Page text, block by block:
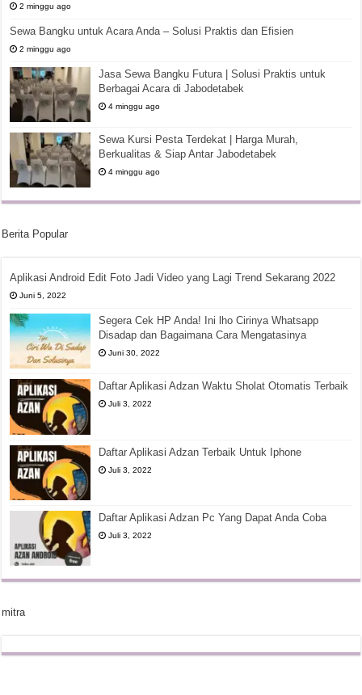
2 minggu ago
Sewa Bangku untuk Acara Anda – Solusi Praktis dan Efisien
2 minggu ago
Jasa Sewa Bangku Futura | Solusi Praktis untuk
Berbagai Acara di Jabodetabek
4 minggu ago
Sewa Kursi Pesta Terdekat | Harga Murah,
Berkualitas & Siap Antar Jabodetabek
4 minggu ago
Berita Popular
Aplikasi Android Edit Foto Jadi Video yang Lagi Trend Sekarang 2022
Juni 5, 2022
Segera Cek HP Anda! Ini lho Cirinya Whatsapp
Disadap dan Bagaimana Cara Mengatasinya
Juni 30, 2022
Daftar Aplikasi Adzan Waktu Sholat Otomatis Terbaik
Juli 3, 2022
Daftar Aplikasi Adzan Terbaik Untuk Iphone
Juli 3, 2022
Daftar Aplikasi Adzan Pc Yang Dapat Anda Coba
Juli 3, 2022
mitra